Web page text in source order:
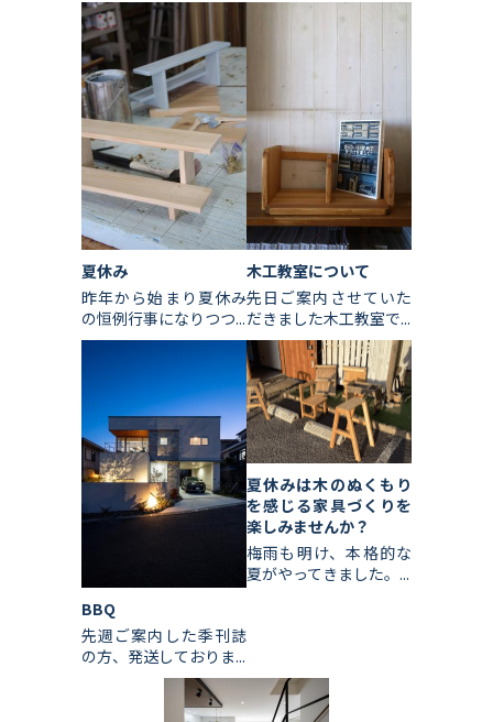
夏休み
昨年から始まり夏休み
の恒例行事になりつつ...
木工教室について
先日ご案内させていた
だきました木工教室で...
BBQ
先週ご案内した季刊誌
の方、発送しておりま...
夏休みは木のぬくもり
を感じる家具づくりを
楽しみませんか？
梅雨も明け、本格的な
夏がやってきました。...